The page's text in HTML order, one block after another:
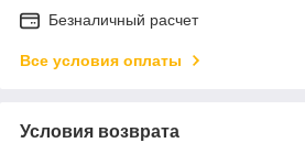
Безналичный расчет
Все условия оплаты
Условия возврата